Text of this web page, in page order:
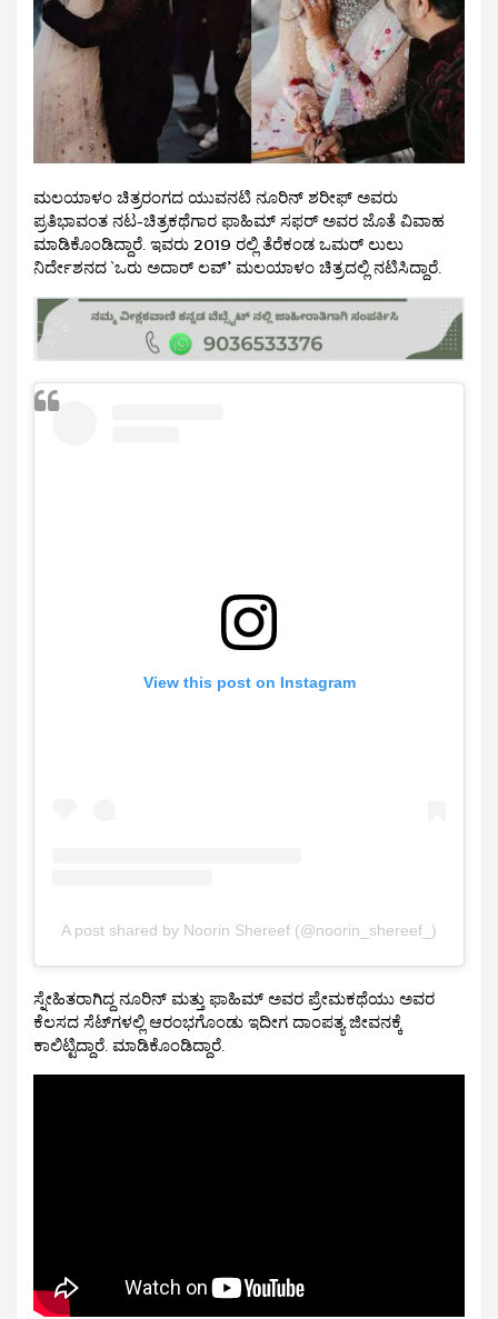
ಮಲಯಾಳಂ ಚಿತ್ರರಂಗದ ಯುವನಟಿ ನೂರಿನ್ ಶರೀಫ್ ಅವರು
ಪ್ರತಿಭಾವಂತ ನಟ-ಚಿತ್ರಕಥೆಗಾರ ಫಾಹಿಮ್ ಸಫರ್ ಅವರ ಜೊತೆ ವಿವಾಹ
ಮಾಡಿಕೊಂಡಿದ್ದಾರೆ. ಇವರು 2019 ರಲ್ಲಿ ತೆರೆಕಂಡ ಒಮರ್ ಲುಲು
ನಿರ್ದೇಶನದ `ಒರು ಅದಾರ್ ಲವ್’ ಮಲಯಾಳಂ ಚಿತ್ರದಲ್ಲಿ ನಟಿಸಿದ್ದಾರೆ.
View this post on Instagram
A post shared by Noorin Shereef (@noorin_shereef_)
ಸ್ನೇಹಿತರಾಗಿದ್ದ ನೂರಿನ್ ಮತ್ತು ಫಾಹಿಮ್ ಅವರ ಪ್ರೇಮಕಥೆಯು ಅವರ
ಕೆಲಸದ ಸೆಟ್‌ಗಳಲ್ಲಿ ಆರಂಭಗೊಂಡು ಇದೀಗ ದಾಂಪತ್ಯ ಜೀವನಕ್ಕೆ
ಕಾಲಿಟ್ಟಿದ್ದಾರೆ. ಮಾಡಿಕೊಂಡಿದ್ದಾರೆ. ‌